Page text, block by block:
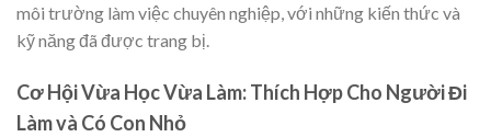
môi trường làm việc chuyên nghiệp, với những kiến thức và
kỹ năng đã được trang bị.
Cơ Hội Vừa Học Vừa Làm: Thích Hợp Cho Người Đi
Làm và Có Con Nhỏ